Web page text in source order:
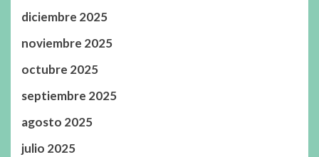
diciembre 2025
noviembre 2025
octubre 2025
septiembre 2025
agosto 2025
julio 2025